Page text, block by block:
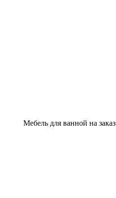
Мебель для ванной на заказ